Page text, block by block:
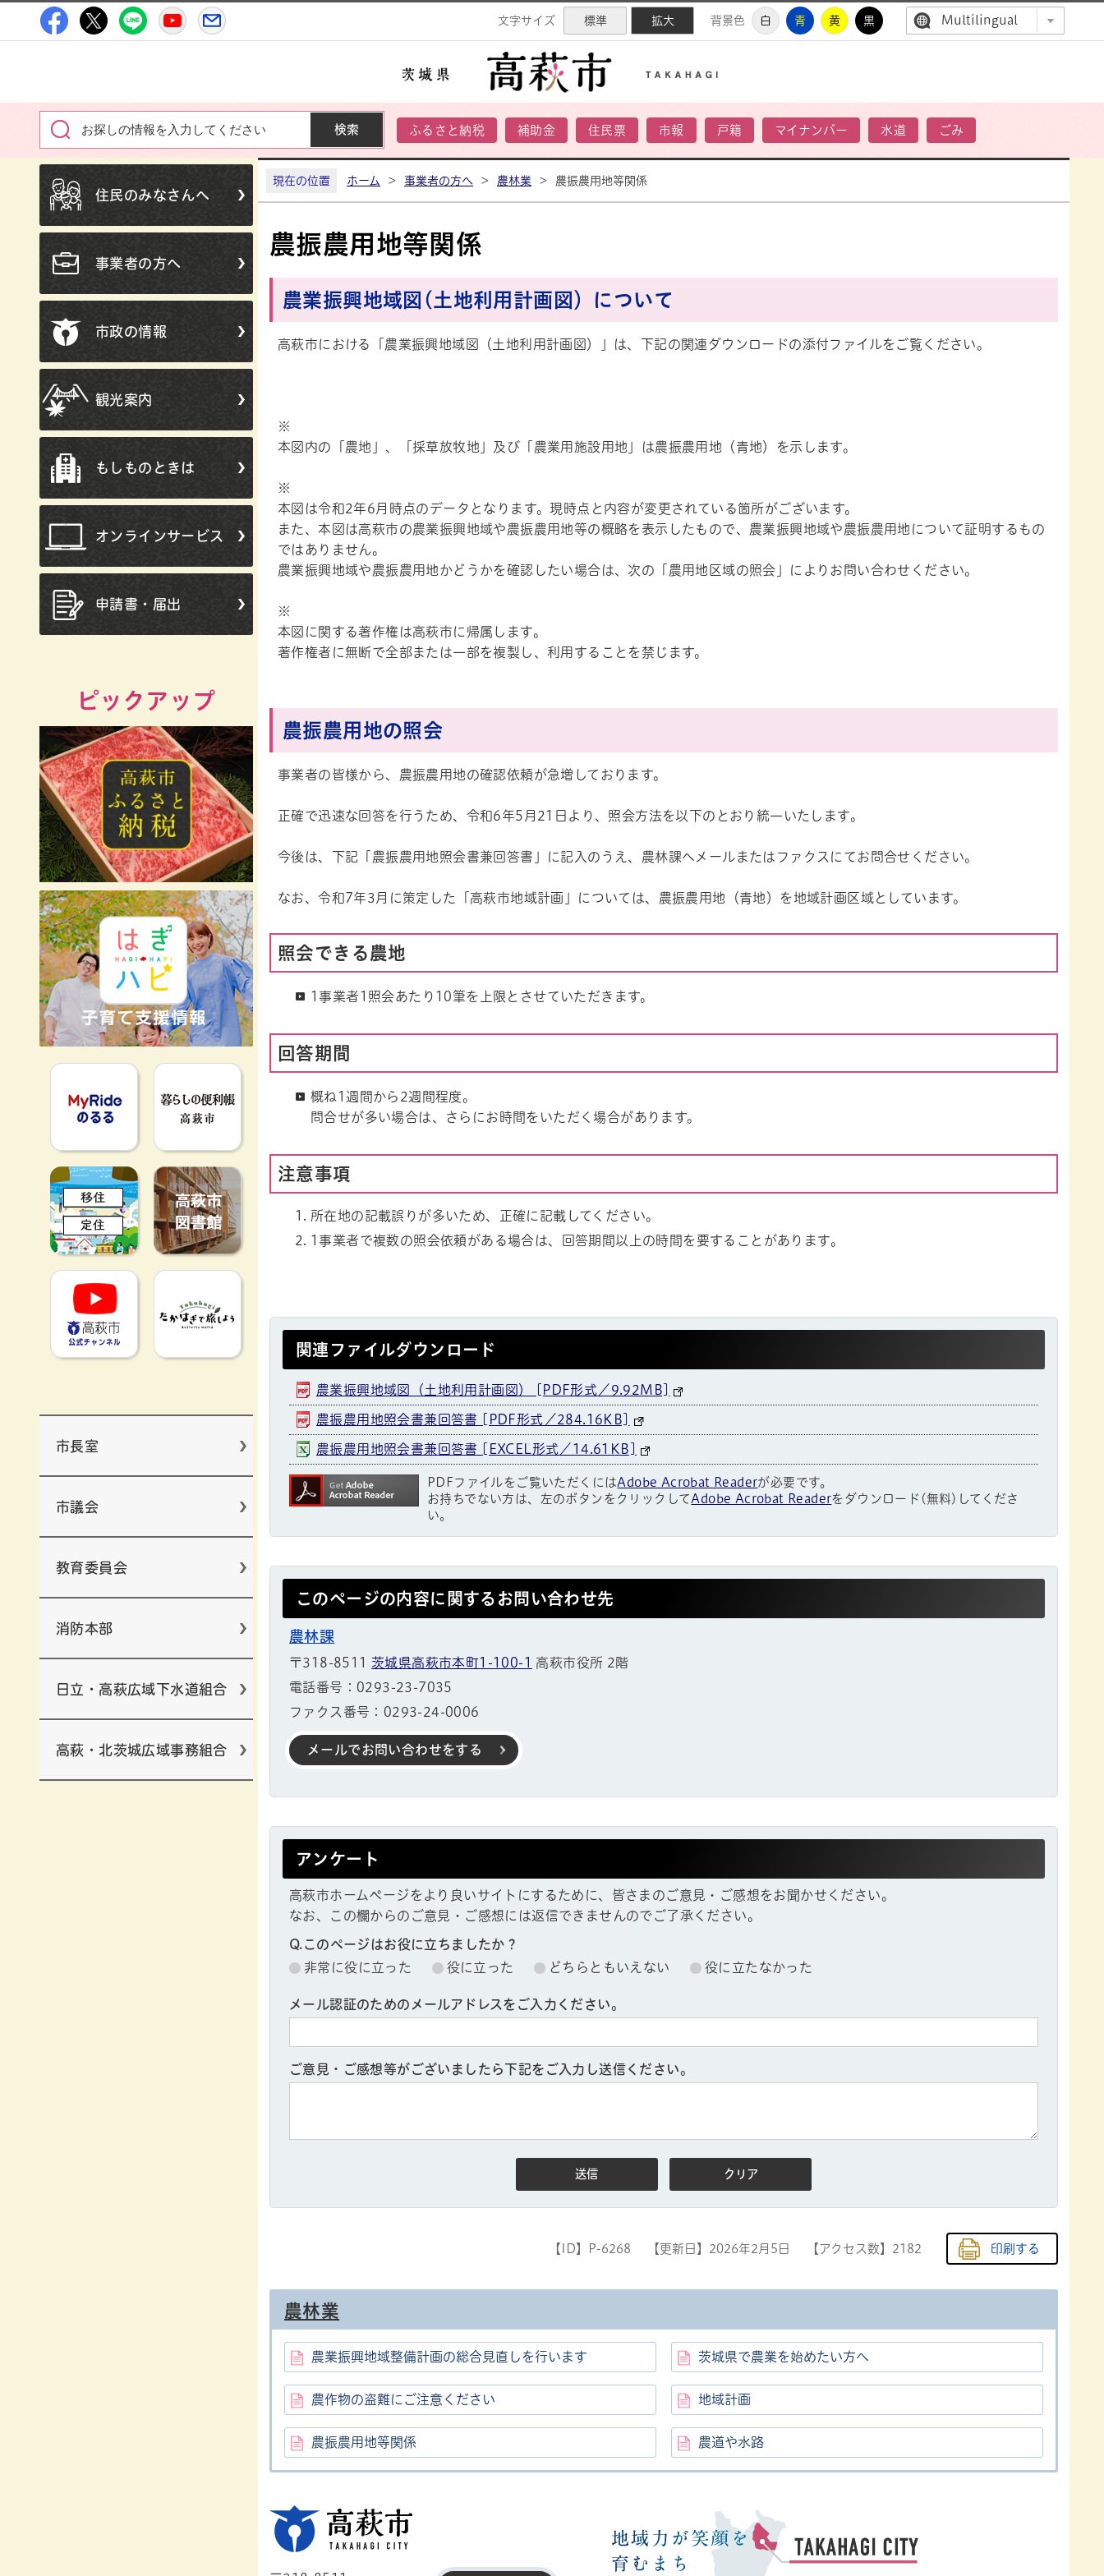
高萩市公式Facebook
高萩市公式X高萩市公式LINE
高萩市YouTube公式チャンネル 文字サイズ 標準 拡大 背景色 白 青 黄 黒 Multilingual
ふるさと納税 補助金 住民票 市報 戸籍 マイナンバー 水道 ごみ
住民のみなさんへ
事業者の方へ
市政の情報
観光案内
もしものときは
オンラインサービス
申請書・届出
ピックアップ
MyRideのるる 暮らしの便利帳
移住定住 高萩市図書館
高萩市YouTube公式チャンネル
市長室
市議会
教育委員会
消防本部
日立・高萩広域下水道組合
高萩・北茨城広域事務組合
現在の位置 ホーム > 事業者の方へ > 農林業 > 農振農用地等関係
農振農用地等関係
農業振興地域図(土地利用計画図）について
高萩市における「農業振興地域図（土地利用計画図）」は、下記の関連ダウンロードの添付ファイルをご覧ください。
※
本図内の「農地」、「採草放牧地」及び「農業用施設用地」は農振農用地（青地）を示します。
※
本図は令和2年6月時点のデータとなります。 現時点と内容が変更されている箇所がございます。
また、本図は高萩市の農業振興地域や農振農用地等の概略を表示したもので、農業振興地域や農振農用地について証明するもの
ではありません。
農業振興地域や農振農用地かどうかを確認したい場合は、次の「農用地区域の照会」によりお問い合わせください。
※
本図に関する著作権は高萩市に帰属します。
著作権者に無断で全部または一部を複製し、利用することを禁じます。
農振農用地の照会
事業者の皆様から、農振農用地の確認依頼が急増しております。
正確で迅速な回答を行うため、令和6年5月21日より、照会方法を以下のとおり統一いたします。
今後は、下記「農振農用地照会書兼回答書」に記入のうえ、農林課へメールまたはファクスにてお問合せください。
なお、令和7年3月に策定した「高萩市地域計画」については、農振農用地（青地）を地域計画区域としています。
照会できる農地
1事業者1照会あたり10筆を上限とさせていただきます。
回答期間
概ね1週間から2週間程度。
問合せが多い場合は、さらにお時間をいただく場合があります。
注意事項
所在地の記載誤りが多いため、正確に記載してください。
1事業者で複数の照会依頼がある場合は、回答期間以上の時間を要することがあります。
関連ファイルダウンロード
農業振興地域図（土地利用計画図） [PDF形式／9.92MB]
農振農用地照会書兼回答書 [PDF形式／284.16KB]
農振農用地照会書兼回答書 [EXCEL形式／14.61KB]
PDFファイルをご覧いただくにはAdobe Acrobat Readerが必要です。
お持ちでない方は、左のボタンをクリックして Adobe Acrobat Readerをダウンロード(無料)してくださ
い。
このページの内容に関するお問い合わせ先
農林課
〒318-8511 茨城県高萩市本町1-100-1
高萩市役所 2階
電話番号：0293-23-7035
ファクス番号：0293-24-0006
メールでお問い合わせをする
アンケート
高萩市ホームページをより良いサイトにするために、皆さまのご意見・ご感想をお聞かせください。
なお、この欄からのご意見・ご感想には返信できませんのでご了承ください。
Q.このページはお役に立ちましたか？
非常に役に立った
役に立った どちらともいえない 役に立たなかった
メール認証のためのメールアドレスをご入力ください。
ご意見・ご感想等がございましたら下記をご入力し送信ください。
【ID】 P-6268 【更新日】 2026年2月5日 【アクセス数】 2182 印刷する
農林業
農業振興地域整備計画の総合見直しを行います 茨城県で農業を始めたい方へ
農作物の盗難にご注意ください 地域計画
農振農用地等関係 農道や水路